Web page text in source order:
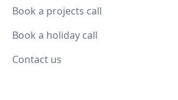
Book a projects call
Book a holiday call
Contact us